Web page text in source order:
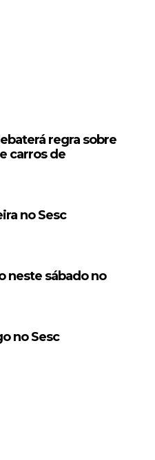
regra sobre
carros de
no Sesc
neste sábado no
no Sesc